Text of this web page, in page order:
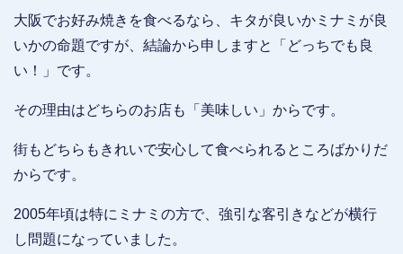
大阪でお好み焼きを食べるなら、キタが良いかミナミが良
いかの命題ですが、結論から申しますと「どっちでも良
い！」です。
その理由はどちらのお店も「美味しい」からです。
街もどちらもきれいで安心して食べられるところばかりだ
からです。
2005年頃は特にミナミの方で、強引な客引きなどが横行
し問題になっていました。